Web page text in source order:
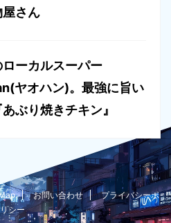
さん
ーカルスーパー
ヤオハン)。最強に旨い
ぶり焼きチキン』
お問い合わせ
プライバシーポ
リシー